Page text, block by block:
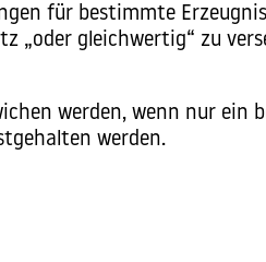
für bestimmte
gleichwertig“ zu
werden, wenn nur ein
werden.